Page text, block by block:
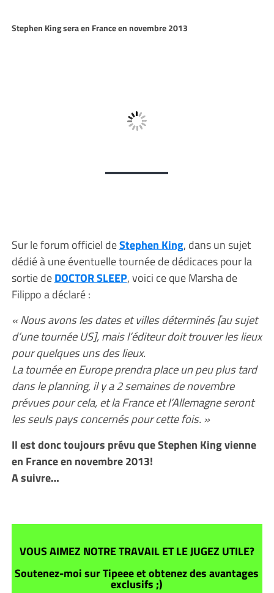
Stephen King sera en France en novembre 2013
Sur le forum officiel deStephen King, dans un sujet
dédié à une éventuelle tournée de dédicaces pour la
sortie deDOCTOR SLEEP, voici ce que Marsha de
Filippo a déclaré :
« Nous avons les dates et villes déterminés [au sujet
d’une tournée US], mais l’éditeur doit trouver les lieux
pour quelques uns des lieux.
La tournée en Europe prendra place un peu plus tard
dans le planning, il y a 2 semaines de novembre
prévues pour cela, et la France et l’Allemagne seront
les seuls pays concernés pour cette fois. »
Il est donc toujours prévu que Stephen King vienne
en France en novembre 2013!
A suivre…
VOUS AIMEZ NOTRE TRAVAIL ET LE JUGEZ UTILE?
Soutenez-moi sur Tipeee et obtenez des avantages
exclusifs ;)